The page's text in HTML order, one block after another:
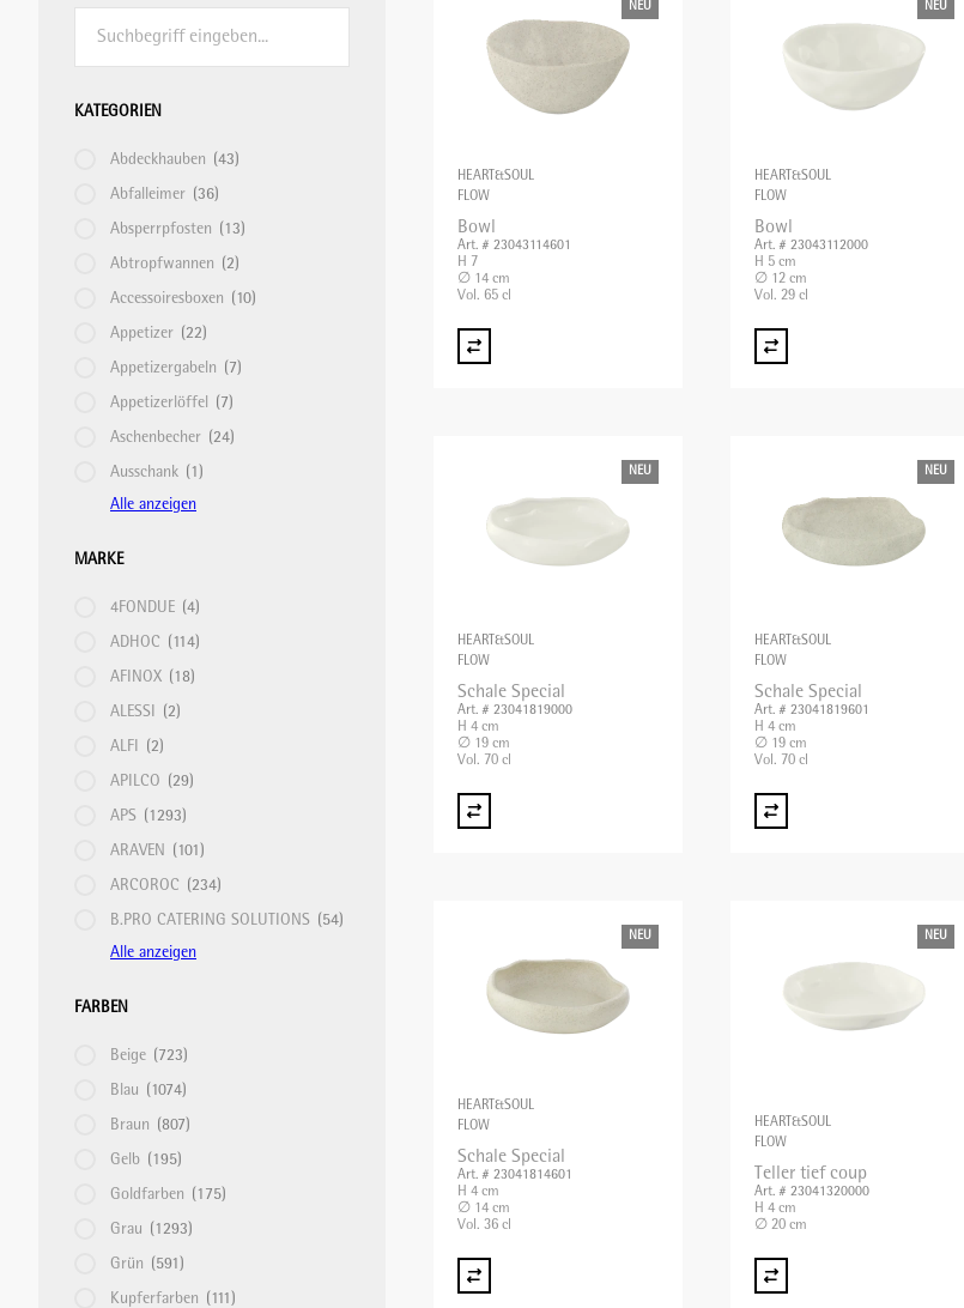
KLEINAPPARATE
KONTAKTGRILL/SALAMANDER
KÜCHENMASCHINEN
MOUSSIERGERÄT
RACLETTEGERÄTE
SOUS-VIDE
STABMIXER/GEWERBEMIXER/BLIXER
TOASTER
PATISSERIE
PIZZA/PASTA
SCHNEIDEGERÄTE
TABLETTS
WEIN UND BAR
REGALTRANSPORTWAGEN
SERVIER-TRANSPORTWAGEN
SPEISEAUSGABE/BANKETT
SPÜLKÖRBE
TABLETT-/TELLERTRANSPORTWAGEN
KATEGORIEN
Abdeckhauben (43)
Abfalleimer (36)
Absperrpfosten (13)
Abtropfwannen (2)
Accessoiresboxen (10)
Appetizer (22)
Appetizergabeln (7)
Appetizerlöffel (7)
Aschenbecher (24)
Ausschank (1)
Alle anzeigen
MARKE
4FONDUE (4)
ADHOC (114)
AFINOX (18)
ALESSI (2)
ALFI (2)
APILCO (29)
APS (1293)
ARAVEN (101)
ARCOROC (234)
B.PRO CATERING SOLUTIONS (54)
Alle anzeigen
FARBEN
Beige (723)
Blau (1074)
Braun (807)
Gelb (195)
Goldfarben (175)
Grau (1293)
Grün (591)
Kupferfarben (111)
NEU
HEART&SOUL
FLOW
Bowl
Art. # 23043114601
H 7
∅ 14 cm
Vol. 65 cl
NEU
HEART&SOUL
FLOW
Bowl
Art. # 23043112000
H 5 cm
∅ 12 cm
Vol. 29 cl
NEU
HEART&SOUL
FLOW
Schale Special
Art. # 23041819000
H 4 cm
∅ 19 cm
Vol. 70 cl
NEU
HEART&SOUL
FLOW
Schale Special
Art. # 23041819601
H 4 cm
∅ 19 cm
Vol. 70 cl
NEU
HEART&SOUL
FLOW
Schale Special
Art. # 23041814601
H 4 cm
∅ 14 cm
Vol. 36 cl
NEU
HEART&SOUL
FLOW
Teller tief coup
Art. # 23041320000
H 4 cm
∅ 20 cm